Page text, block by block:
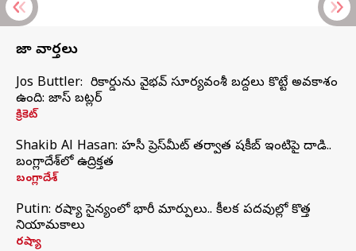
తాజా వార్తలు
Jos Buttler: నా రికార్డును వైభవ్ సూర్యవంశీ బద్దలు కొట్టే అవకాశం
ఉంది: జాస్ బట్లర్
క్రికెట్
Shakib Al Hasan: హసీనా ప్రెస్‌మీట్‌ తర్వాత షకీబ్‌ ఇంటిపై దాడి..
బంగ్లాదేశ్‌లో ఉద్రిక్తత
బంగ్లాదేశ్
Putin: రష్యా సైన్యంలో భారీ మార్పులు.. కీలక పదవుల్లో కొత్త
నియామకాలు
రష్యా